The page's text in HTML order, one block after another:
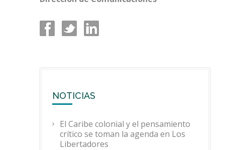
NOTICIAS
El Caribe colonial y el pensamiento
crítico se toman la agenda en Los
Libertadores